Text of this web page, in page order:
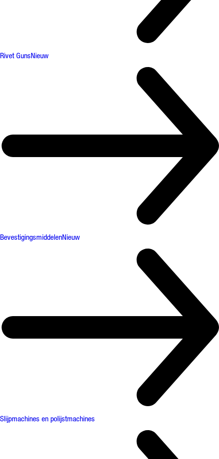
Rivet GunsNieuw
BevestigingsmiddelenNieuw
Slijpmachines en polijstmachines